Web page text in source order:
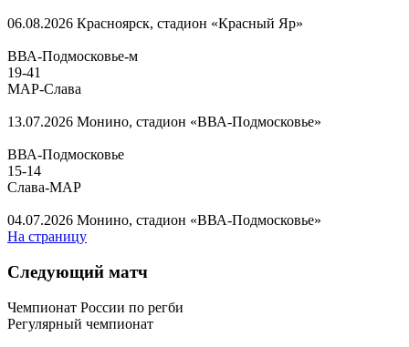
06.08.2026 Красноярск, стадион «Красный Яр»
ВВА-Подмосковье-м
19-41
МАР-Слава
13.07.2026 Монино, стадион «ВВА-Подмосковье»
ВВА-Подмосковье
15-14
Слава-МАР
04.07.2026 Монино, стадион «ВВА-Подмосковье»
На страницу
Следующий матч
Чемпионат России по регби
Регулярный чемпионат